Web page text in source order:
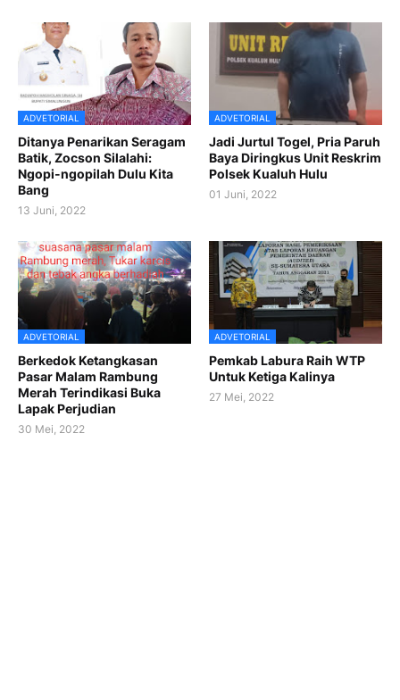
ADVETORIAL
Ditanya Penarikan Seragam
Batik, Zocson Silalahi:
Ngopi-ngopilah Dulu Kita
Bang
13 Juni, 2022
ADVETORIAL
Jadi Jurtul Togel, Pria Paruh
Baya Diringkus Unit Reskrim
Polsek Kualuh Hulu
01 Juni, 2022
ADVETORIAL
Berkedok Ketangkasan
Pasar Malam Rambung
Merah Terindikasi Buka
Lapak Perjudian
30 Mei, 2022
ADVETORIAL
Pemkab Labura Raih WTP
Untuk Ketiga Kalinya
27 Mei, 2022